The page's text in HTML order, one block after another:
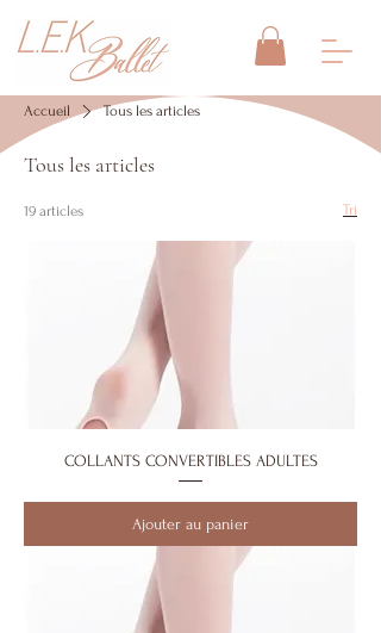
Accueil Tous les articles
Tous les articles
19 articles Tri
COLLANTS CONVERTIBLES ADULTES
Ajouter au panier